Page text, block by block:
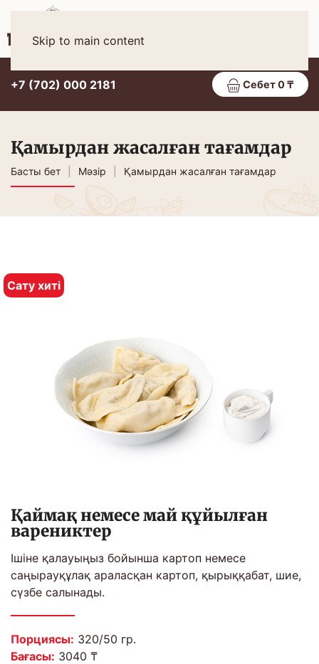
Skip to main content
+7 (702) 000 2181 Себет 0 ₸
Қамырдан жасалған тағамдар
Басты бет Мәзір Қамырдан жасалған тағамдар
Сату хиті
Қаймақ немесе май құйылған
варениктер
Ішіне қалауыңыз бойынша картоп немесе
саңырауқұлақ араласқан картоп, қырыққабат, шие,
сүзбе салынады.
Порциясы: 320/50 гр.
Бағасы: 3040 ₸